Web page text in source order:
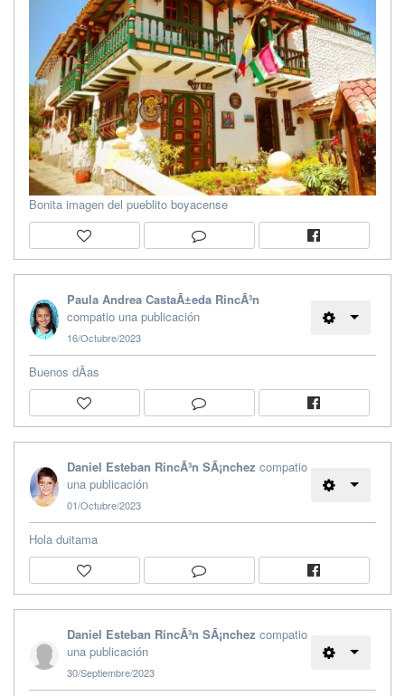
Bonita imagen del pueblito boyacense
Paula Andrea CastaÃ±eda RincÃ³n
compatio una publicación
16/Octubre/2023
Buenos dÃ­as
Daniel Esteban RincÃ³n SÃ¡nchez compatio
una publicación
01/Octubre/2023
Hola duitama
Daniel Esteban RincÃ³n SÃ¡nchez compatio
una publicación
30/Septiembre/2023